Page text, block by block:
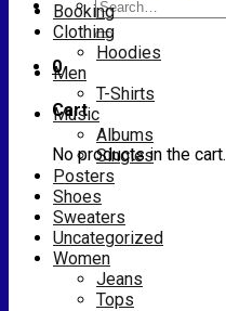
Search
for:
0
Cart
No products in the cart.
Booking
Clothing
Hoodies
Men
T-Shirts
Music
Albums
Singles
Posters
Shoes
Sweaters
Uncategorized
Women
Jeans
Tops